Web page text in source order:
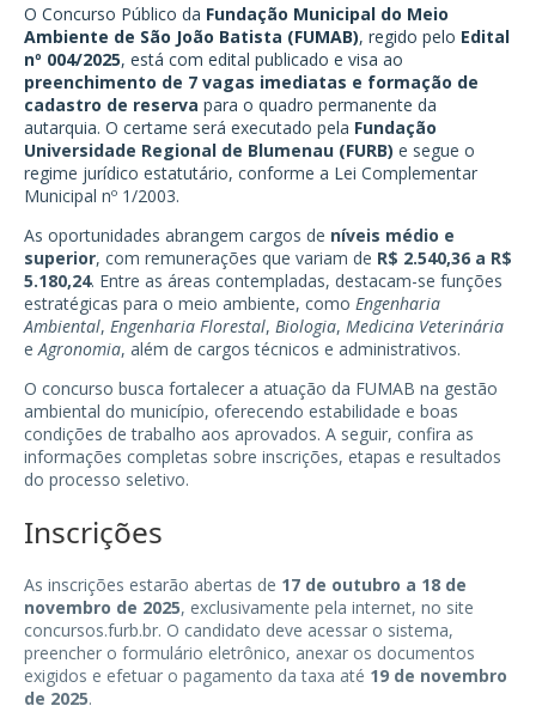
O Concurso Público da Fundação Municipal do Meio
Ambiente de São João Batista (FUMAB), regido pelo Edital
nº 004/2025, está com edital publicado e visa ao
preenchimento de 7 vagas imediatas e formação de
cadastro de reserva para o quadro permanente da
autarquia. O certame será executado pela Fundação
Universidade Regional de Blumenau (FURB) e segue o
regime jurídico estatutário, conforme a Lei Complementar
Municipal nº 1/2003.
As oportunidades abrangem cargos de níveis médio e
superior, com remunerações que variam de R$ 2.540,36 a R$
5.180,24. Entre as áreas contempladas, destacam-se funções
estratégicas para o meio ambiente, como Engenharia
Ambiental, Engenharia Florestal, Biologia, Medicina Veterinária
e Agronomia, além de cargos técnicos e administrativos.
O concurso busca fortalecer a atuação da FUMAB na gestão
ambiental do município, oferecendo estabilidade e boas
condições de trabalho aos aprovados. A seguir, confira as
informações completas sobre inscrições, etapas e resultados
do processo seletivo.
Inscrições
As inscrições estarão abertas de 17 de outubro a 18 de
novembro de 2025, exclusivamente pela internet, no site
concursos.furb.br. O candidato deve acessar o sistema,
preencher o formulário eletrônico, anexar os documentos
exigidos e efetuar o pagamento da taxa até 19 de novembro
de 2025.